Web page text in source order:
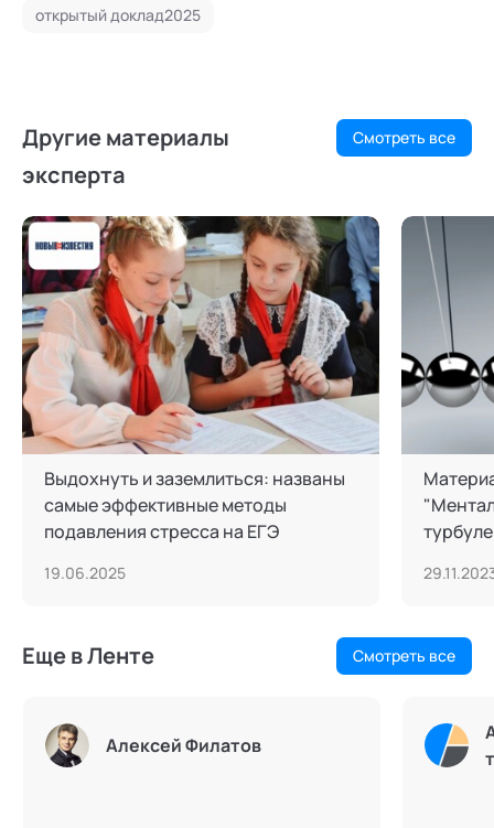
открытый доклад2025
Другие материалы
эксперта
Смотреть все
Выдохнуть и заземлиться: названы
самые эффективные методы
подавления стресса на ЕГЭ
19.06.2025
Еще в Ленте Смотреть все
Алексей Филатов